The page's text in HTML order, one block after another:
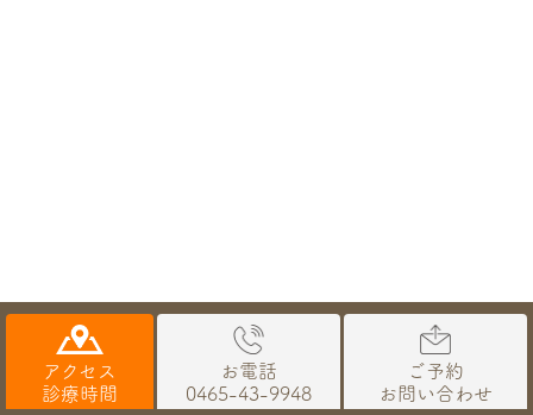
© 医療法人社団TKG会 鴨宮北口歯科｜小田原市（鴨宮）の歯医者な
ら、平日は夜20時まで、土日祝日も診療で通いやすい鴨宮北口歯科ま
で！
アクセス
診療時間
お電話
0465-43-9948
ご予約
お問い合わせ